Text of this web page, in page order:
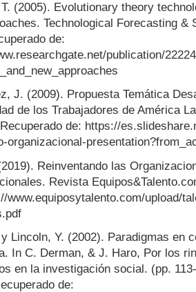
(2005). Evolutionary theory
Technological Forecasting &
de:
publication/
J. (2009). Propuesta Temática
de los Trabajadores de América
de: https://
organizacional-
Reinventando las
Revista
www.equiposytalento.com/upload/
Lincoln, Y. (2002). Paradigmas en
In C. Derman, & J. Haro, Por los
en la investigación social. (pp.
de: